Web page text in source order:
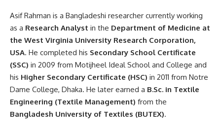
Asif Rahman is a Bangladeshi researcher currently working
as a Research Analyst in the Department of Medicine at
the West Virginia University Research Corporation,
USA. He completed his Secondary School Certificate
(SSC) in 2009 from Motijheel Ideal School and College and
his Higher Secondary Certificate (HSC) in 2011 from Notre
Dame College, Dhaka. He later earned a B.Sc. in Textile
Engineering (Textile Management) from the
Bangladesh University of Textiles (BUTEX).